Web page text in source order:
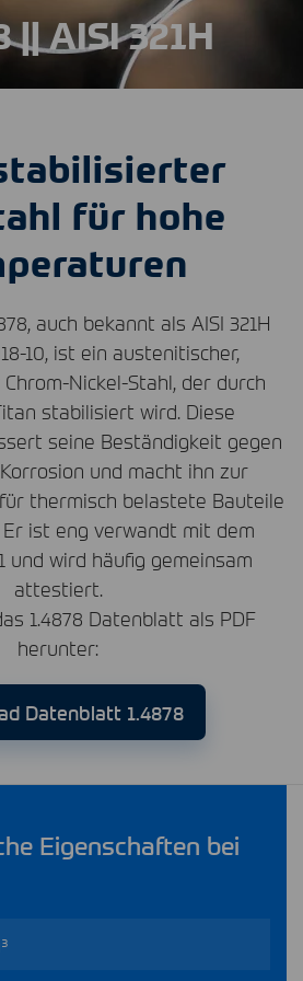
|| AISI 321H
für hohe
auch bekannt als AISI 321H
10, ist ein austenitischer,
Nickel-Stahl, der durch
stabilisiert wird. Diese
seine Beständigkeit gegen
und macht ihn zur
thermisch belastete Bauteile
ist eng verwandt mit dem
und wird häufig gemeinsam
attestiert.
1.4878 Datenblatt als PDF
herunter:
Datenblatt 1.4878
Eigenschaften bei